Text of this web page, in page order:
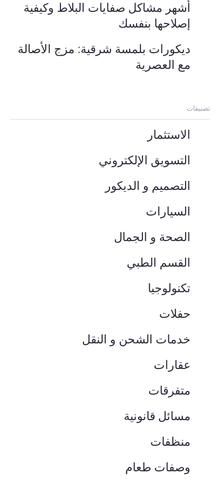
أشهر مشاكل صفايات البلاط وكيفية
إصلاحها بنفسك
ديكورات بلمسة شرقية: مزج الأصالة
مع العصرية
تصنيفات
الاستثمار
التسويق الإلكتروني
التصميم و الديكور
السيارات
الصحة و الجمال
القسم الطبي
تكنولوجيا
حفلات
خدمات الشحن و النقل
عقارات
متفرقات
مسائل قانونية
منظفات
وصفات طعام